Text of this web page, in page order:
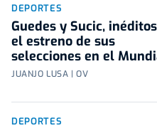
DEPORTES
Guedes y Sucic,
el estreno de sus
selecciones en el
JUANJO LUSA | OV
DEPORTES